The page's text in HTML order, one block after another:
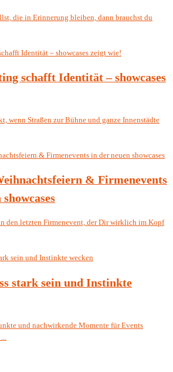
die in Erinnerung bleiben, dann brauchst du
schafft Identität – showcases
wenn Straßen zur Bühne und ganze Innenstädte
& Firmenevents
den letzten Firmenevent, der Dir wirklich im Kopf
stark sein und Instinkte
und nachwirkende Momente für Events